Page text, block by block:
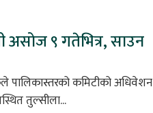
९ गतेभित्र, साउन
पालिकास्तरको कमिटीको अधिवेशन
तुल्सीला...